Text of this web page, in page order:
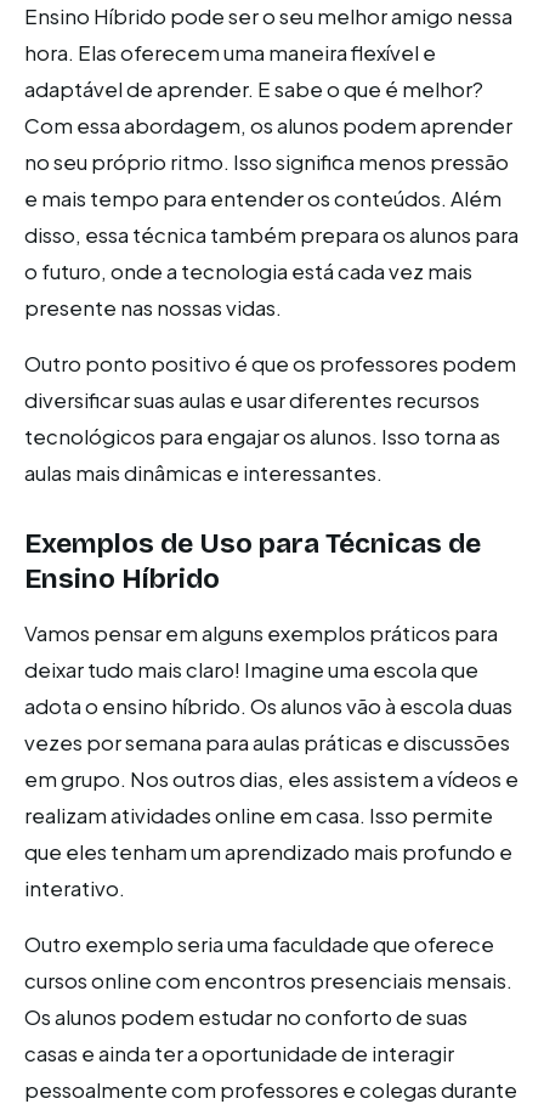
Ensino Híbrido pode ser o seu melhor amigo nessa
hora. Elas oferecem uma maneira flexível e
adaptável de aprender. E sabe o que é melhor?
Com essa abordagem, os alunos podem aprender
no seu próprio ritmo. Isso significa menos pressão
e mais tempo para entender os conteúdos. Além
disso, essa técnica também prepara os alunos para
o futuro, onde a tecnologia está cada vez mais
presente nas nossas vidas.
Outro ponto positivo é que os professores podem
diversificar suas aulas e usar diferentes recursos
tecnológicos para engajar os alunos. Isso torna as
aulas mais dinâmicas e interessantes.
Exemplos de Uso para Técnicas de
Ensino Híbrido
Vamos pensar em alguns exemplos práticos para
deixar tudo mais claro! Imagine uma escola que
adota o ensino híbrido. Os alunos vão à escola duas
vezes por semana para aulas práticas e discussões
em grupo. Nos outros dias, eles assistem a vídeos e
realizam atividades online em casa. Isso permite
que eles tenham um aprendizado mais profundo e
interativo.
Outro exemplo seria uma faculdade que oferece
cursos online com encontros presenciais mensais.
Os alunos podem estudar no conforto de suas
casas e ainda ter a oportunidade de interagir
pessoalmente com professores e colegas durante